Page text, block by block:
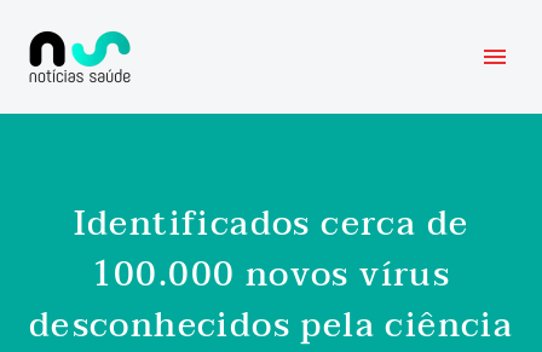
Identificados cerca de
100.000 novos vírus
desconhecidos pela ciência